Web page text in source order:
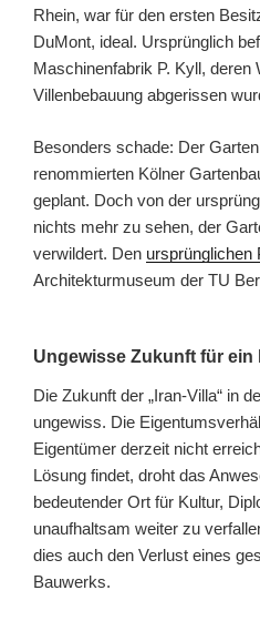
Rhein, war für den ersten
DuMont, ideal. Ursprünglich
Maschinenfabrik P. Kyll, deren
Villenbebauung abgerissen
Besonders schade: Der
renommierten Kölner
geplant. Doch von der
nichts mehr zu sehen, der
verwildert. Den ursprünglichen
Architekturmuseum der TU
Ungewisse Zukunft für
Die Zukunft der „Iran-Villa“ in
ungewiss. Die
Eigentümer derzeit nicht
Lösung findet, droht das
bedeutender Ort für Kultur,
unaufhaltsam weiter zu
dies auch den Verlust eines
Bauwerks.